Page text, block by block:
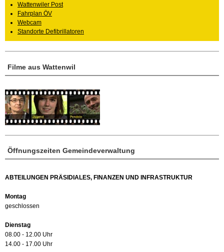
Öffnungszeiten Gemeindeverwaltung
ABTEILUNGEN PRÄSIDIALES, FINANZEN UND INFRASTRUKTUR
Montag
geschlossen
Dienstag
08.00 - 12.00 Uhr
14.00 - 17.00 Uhr
Filme aus Wattenwil
Wattenwiler Post
Fahrplan ÖV
Webcam
Standorte Defibrillatoren